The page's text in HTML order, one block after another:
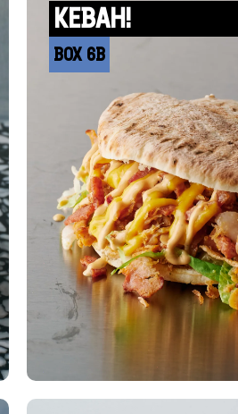
KEBAH!
BOX 6B
+INFO